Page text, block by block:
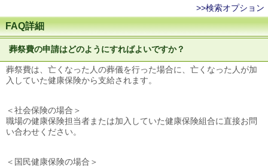
>>検索オプション
FAQ詳細
葬祭費の申請はどのようにすればよいですか？
葬祭費は、亡くなった人の葬儀を行った場合に、亡くなった人が加
入していた健康保険から支給されます。
＜社会保険の場合＞
職場の健康保険担当者または加入していた健康保険組合に直接お問
い合わせください。
＜国民健康保険の場合＞